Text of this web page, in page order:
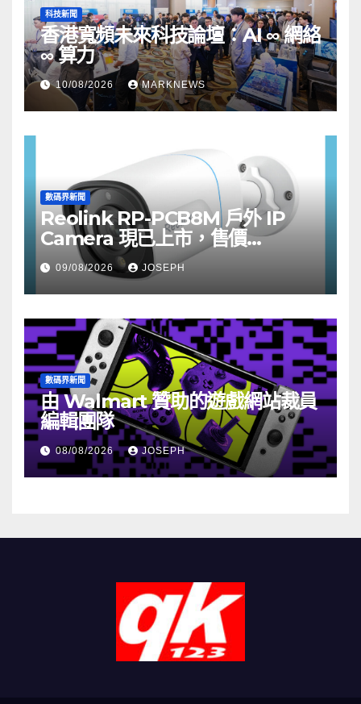
科技新聞
香港寬頻未來科技論壇：AI ∞ 網絡
∞ 算力
10/08/2026 MARKNEWS
數碼界新聞
Reolink RP-PCB8M 戶外 IP
Camera 現已上市，售價
HK$722
09/08/2026 JOSEPH
數碼界新聞
由 Walmart 贊助的遊戲網站裁員
編輯團隊
08/08/2026 JOSEPH